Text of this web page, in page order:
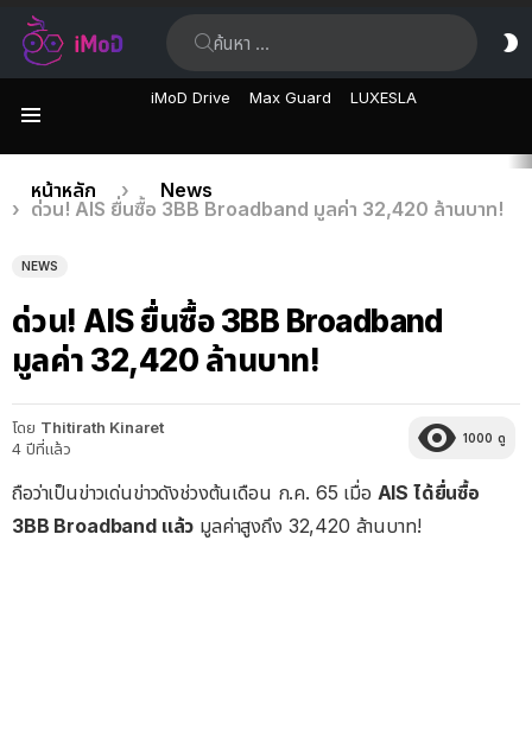
iMoD Drive Max Guard LUXESLA
เรื่อง
ล่าสุด
คุณอยู่ที่นี่:
หน้าหลัก
News
ด่วน! AIS ยื่นซื้อ 3BB Broadband มูลค่า 32,420 ล้านบาท!
NEWS
ด่วน! AIS ยื่นซื้อ 3BB Broadband
มูลค่า 32,420 ล้านบาท!
โดย Thitirath Kinaret
4 ปีที่แล้ว
1000 ดู
ถือว่าเป็นข่าวเด่นข่าวดังช่วงต้นเดือน ก.ค. 65 เมื่อ AIS ได้ยื่นซื้อ
3BB Broadband แล้ว มูลค่าสูงถึง 32,420 ล้านบาท!